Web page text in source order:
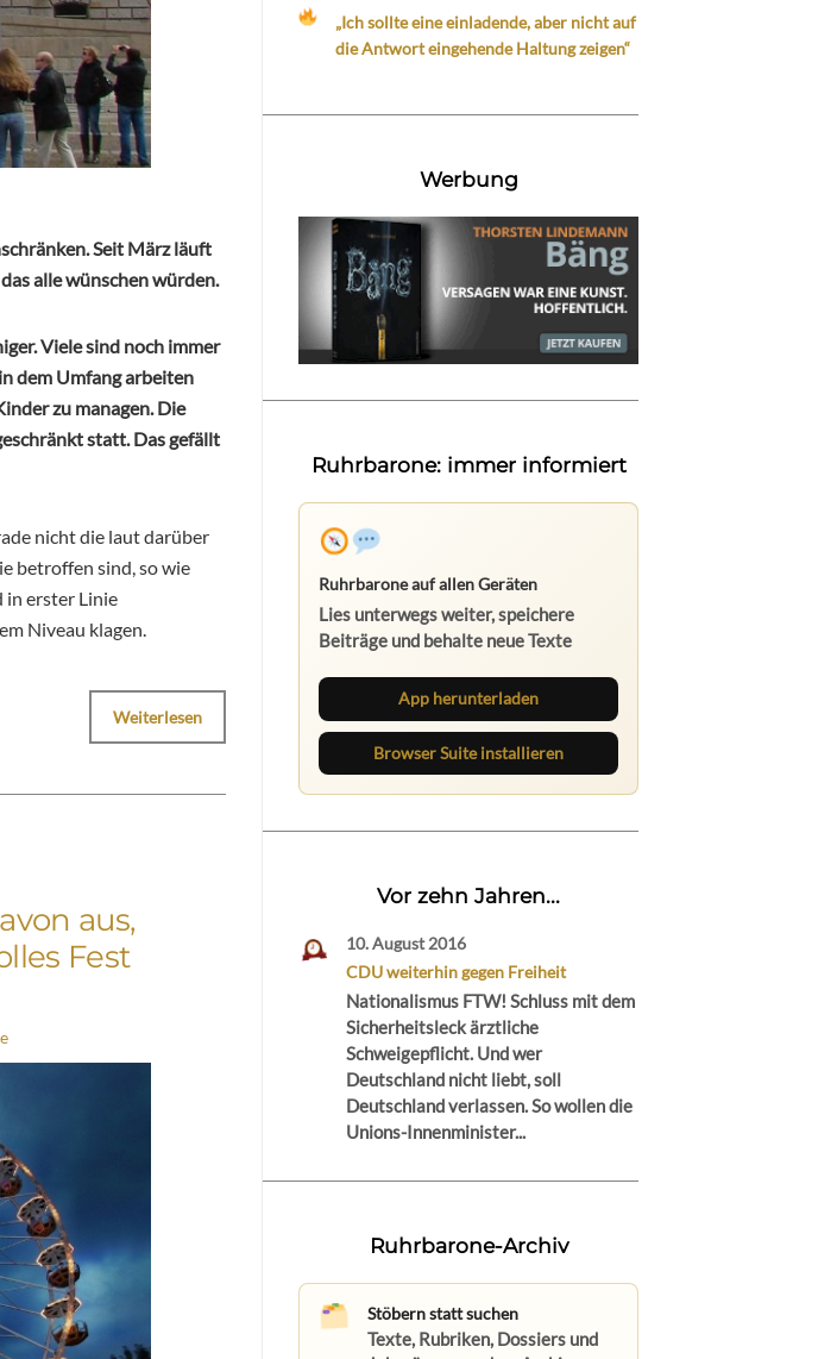
Seit März läuft
alle wünschen würden.
Viele sind noch immer
dem Umfang arbeiten
zu managen. Die
statt. Das gefällt
nicht die laut darüber
betroffen sind, so wie
in erster Linie
Niveau klagen.
Weiterlesen
aus,
Fest
„Ich sollte eine einladende, aber nicht auf
die Antwort eingehende Haltung zeigen“
Werbung
Ruhrbarone: immer informiert
Ruhrbarone auf allen Geräten
Lies unterwegs weiter, speichere
Beiträge und behalte neue Texte
App herunterladen
Browser Suite installieren
Vor zehn Jahren...
10. August 2016
CDU weiterhin gegen Freiheit
Nationalismus FTW! Schluss mit dem
Sicherheitsleck ärztliche
Schweigepflicht. Und wer
Deutschland nicht liebt, soll
Deutschland verlassen. So wollen die
Unions-Innenminister...
Ruhrbarone-Archiv
Stöbern statt suchen
Texte, Rubriken, Dossiers und